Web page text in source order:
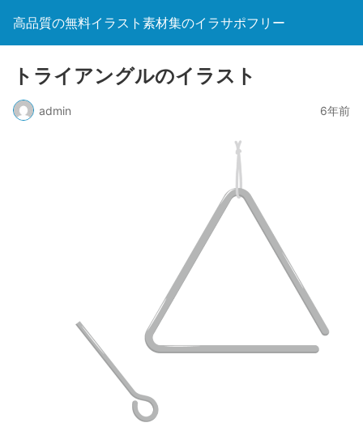
高品質の無料イラスト素材集のイラサポフリー
トライアングルのイラスト
admin 6年前